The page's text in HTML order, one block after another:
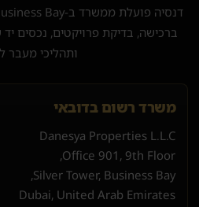
ברכישה, בדיקת פרויקטים, נכסים יד
ותהליכי מעבר
משרד רשום בדובאי
Danesya Properties L.L.C
Office 901, 9th Floor,
Silver Tower, Business Bay,
Dubai, United Arab Emirates